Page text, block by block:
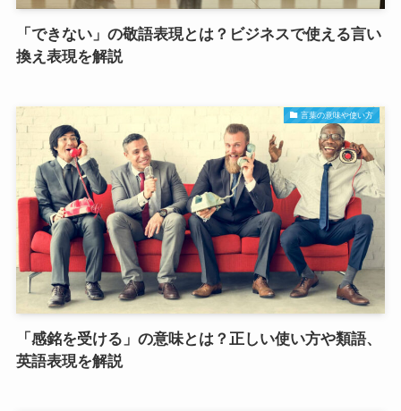
「できない」の敬語表現とは？ビジネスで使える言い
換え表現を解説
言葉の意味や使い方
「感銘を受ける」の意味とは？正しい使い方や類語、
英語表現を解説